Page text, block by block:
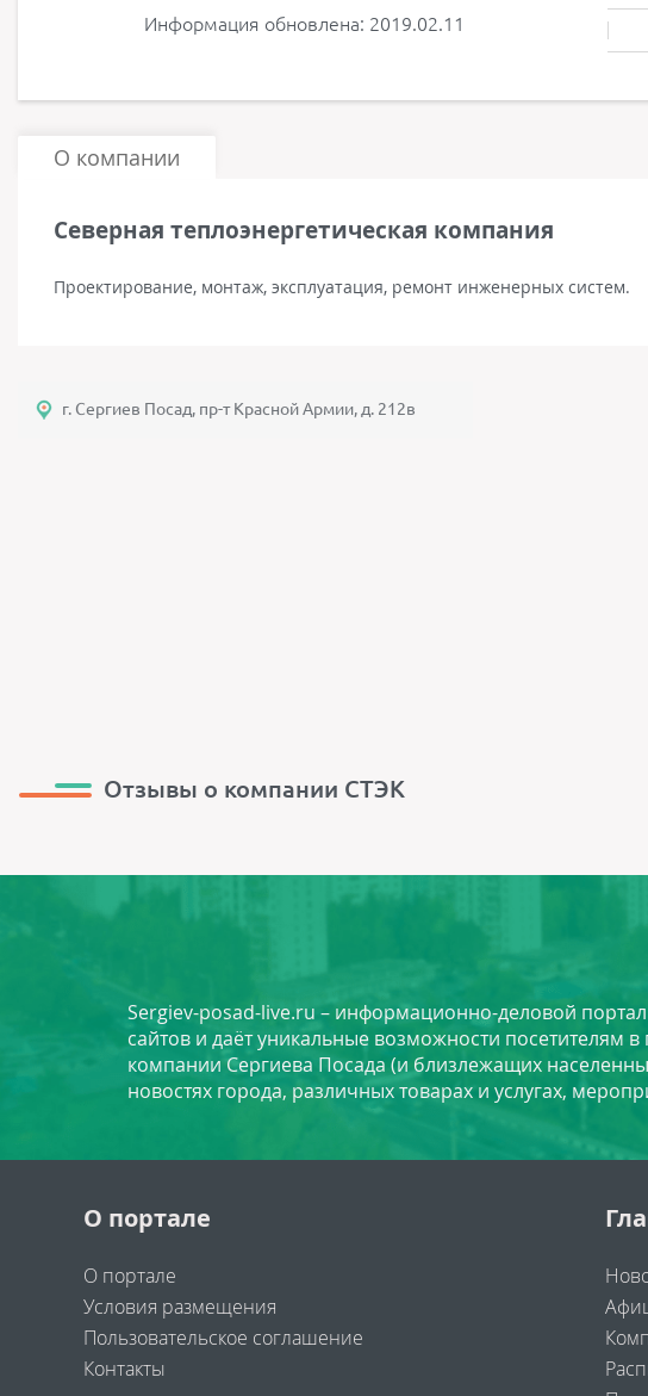
Информация обновлена: 2019.02.11
О компании
Северная теплоэнергетическая компания
Проектирование, монтаж, эксплуатация, ремонт инженерных систем.
г. Сергиев Посад, пр-т Красной Армии, д. 212в
Отзывы о компании СТЭК
Sergiev-posad-live.ru – информационно-деловой
сайтов и даёт уникальные возможности посетителям
компании Сергиева Посада (и близлежащих
новостях города, различных товарах и услугах,
О портале
О портале
Условия размещения
Пользовательское соглашение
Контакты